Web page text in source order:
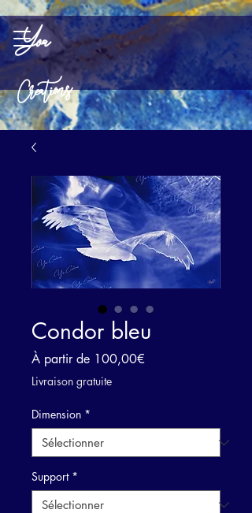
Yoa
Creations
Condor bleu
À partir de 100,00€
Livraison gratuite
Dimension *
Support *